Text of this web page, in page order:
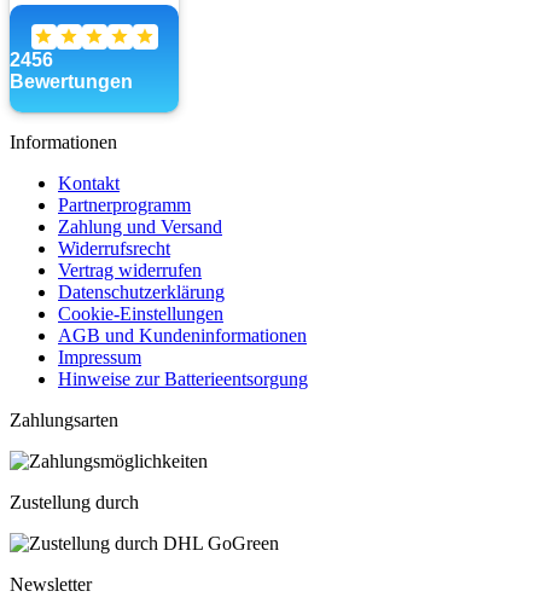
Informationen
Kontakt
Partnerprogramm
Zahlung und Versand
Widerrufsrecht
Vertrag widerrufen
Datenschutzerklärung
Cookie-Einstellungen
AGB und Kundeninformationen
Impressum
Hinweise zur Batterieentsorgung
Zahlungsarten
Zustellung durch
Newsletter